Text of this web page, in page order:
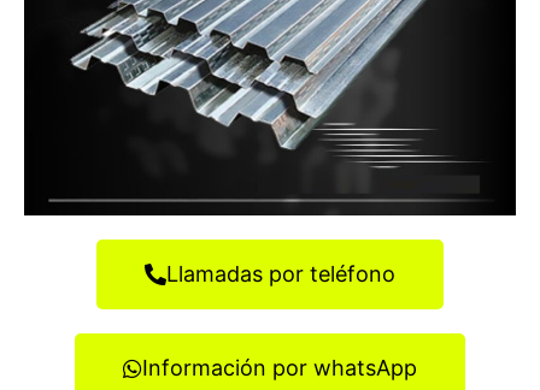
Llamadas por teléfono
Información por whatsApp